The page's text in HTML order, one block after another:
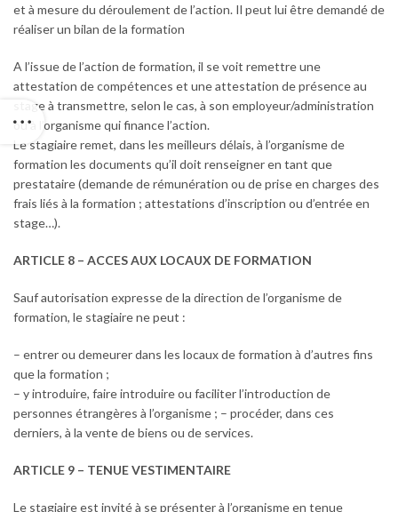
et à mesure du déroulement de l’action. Il peut lui être demandé de
réaliser un bilan de la formation
A l’issue de l’action de formation, il se voit remettre une
attestation de compétences et une attestation de présence au
stage à transmettre, selon le cas, à son employeur/administration
ou à l’organisme qui finance l’action.
Le stagiaire remet, dans les meilleurs délais, à l’organisme de
formation les documents qu’il doit renseigner en tant que
prestataire (demande de rémunération ou de prise en charges des
frais liés à la formation ; attestations d’inscription ou d’entrée en
stage…).
ARTICLE 8 – ACCES AUX LOCAUX DE FORMATION
Sauf autorisation expresse de la direction de l’organisme de
formation, le stagiaire ne peut :
– entrer ou demeurer dans les locaux de formation à d’autres fins
que la formation ;
– y introduire, faire introduire ou faciliter l’introduction de
personnes étrangères à l’organisme ; – procéder, dans ces
derniers, à la vente de biens ou de services.
ARTICLE 9 – TENUE VESTIMENTAIRE
Le stagiaire est invité à se présenter à l’organisme en tenue